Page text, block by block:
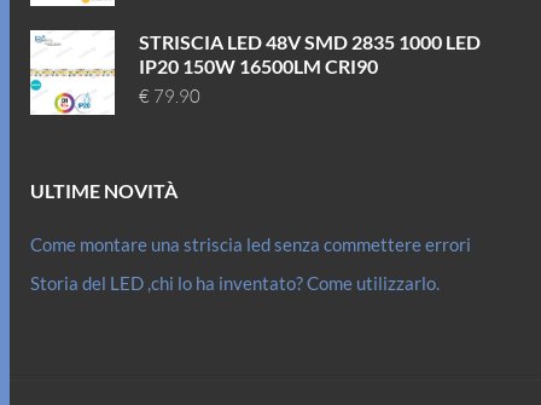
STRISCIA LED 48V SMD 2835 1000 LED
IP20 150W 16500LM CRI90
€ 79.90
ULTIME NOVITÀ
Come montare una striscia led senza commettere errori
Storia del LED ,chi lo ha inventato? Come utilizzarlo.